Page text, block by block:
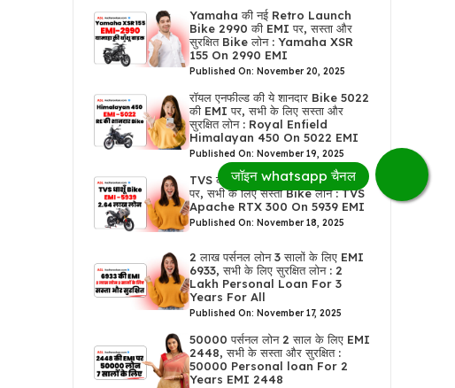
Yamaha की नई Retro Launch
Bike 2990 की EMI पर, सस्ता और
सुरक्षित Bike लोन : Yamaha XSR
155 On 2990 EMI
Published On: November 20, 2025
रॉयल एनफील्ड की ये शानदार Bike 5022
की EMI पर, सभी के लिए सस्ता और
सुरक्षित लोन : Royal Enfield
Himalayan 450 On 5022 EMI
Published On: November 19, 2025
TVS की ये धाशूँ Bike 5939 की EMI
पर, सभी के लिए सस्ता Bike लोन : TVS
Apache RTX 300 On 5939 EMI
Published On: November 18, 2025
2 लाख पर्सनल लोन 3 सालों के लिए EMI
6933, सभी के लिए सुरक्षित लोन : 2
Lakh Personal Loan For 3
Years For All
Published On: November 17, 2025
50000 पर्सनल लोन 2 साल के लिए EMI
2448, सभी के सस्ता और सुरक्षित :
50000 Personal loan For 2
Years EMI 2448